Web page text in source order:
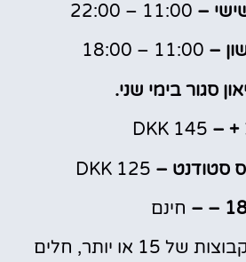
–
–
סגור בימי שני.
סטודנט –
18
– חינם
עבור קבוצות של 15 או יותר, חלים